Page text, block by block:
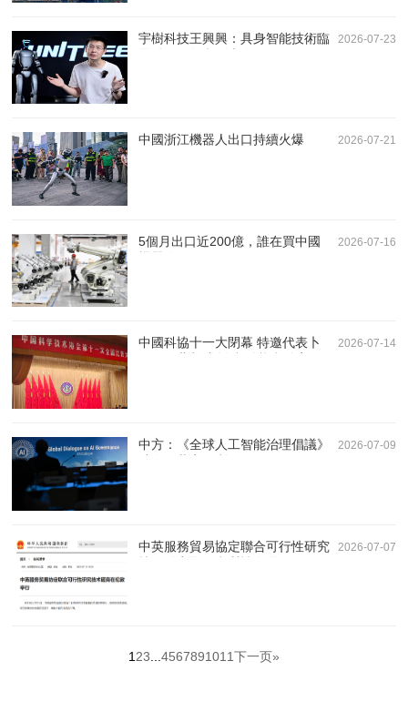
宇樹科技王興興：具身智能技術臨
界點兩三年內到來
2026-07-23
中國浙江機器人出口持續火爆 2026-07-21
5個月出口近200億，誰在買中國
2026-07-16
中國科協十一大閉幕 特邀代表卜
2026-07-14
中方：《全球人工智能治理倡議》
2026-07-09
中英服務貿易協定聯合可行性研究
2026-07-07
123...4567891011下一页»